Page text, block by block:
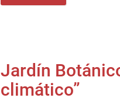
Jardín
climático”